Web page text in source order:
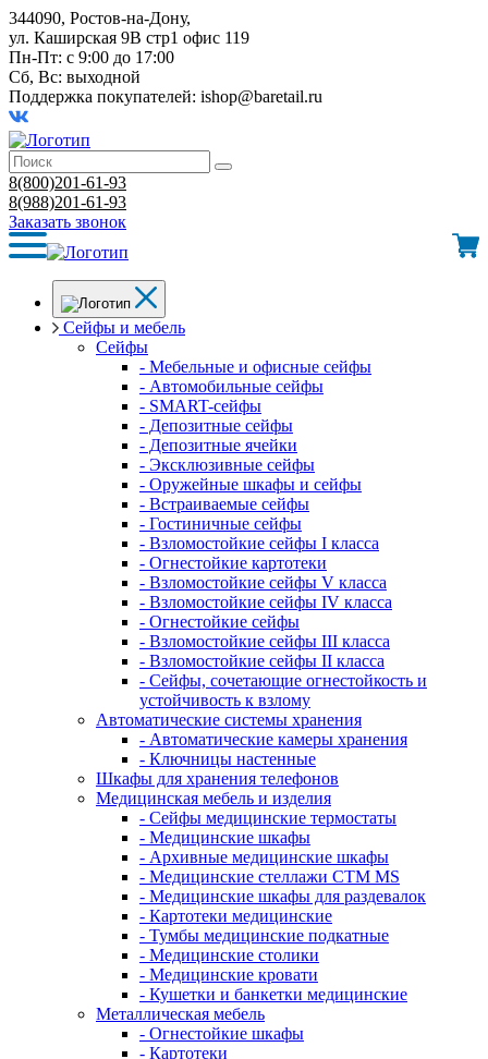
344090, Ростов-на-Дону,
ул. Каширская 9В стр1 офис 119
Пн-Пт: с 9:00 до 17:00
Сб, Вс: выходной
Поддержка покупателей: ishop@baretail.ru
8(800)201-61-93
8(988)201-61-93
Заказать звонок
Сейфы и мебель
Сейфы
- Мебельные и офисные сейфы
- Автомобильные сейфы
- SMART-сейфы
- Депозитные сейфы
- Депозитные ячейки
- Эксклюзивные сейфы
- Оружейные шкафы и сейфы
- Встраиваемые сейфы
- Гостиничные сейфы
- Взломостойкие сейфы I класса
- Огнестойкие картотеки
- Взломостойкие сейфы V класса
- Взломостойкие сейфы IV класса
- Огнестойкие сейфы
- Взломостойкие сейфы III класса
- Взломостойкие сейфы II класса
- Сейфы, сочетающие огнестойкость и
устойчивость к взлому
Автоматические системы хранения
- Автоматические камеры хранения
- Ключницы настенные
Шкафы для хранения телефонов
Медицинская мебель и изделия
- Сейфы медицинские термостаты
- Медицинские шкафы
- Архивные медицинские шкафы
- Медицинские стеллажи CTM MS
- Медицинские шкафы для раздевалок
- Картотеки медицинские
- Тумбы медицинские подкатные
- Медицинские столики
- Медицинские кровати
- Кушетки и банкетки медицинские
Металлическая мебель
- Огнестойкие шкафы
- Картотеки